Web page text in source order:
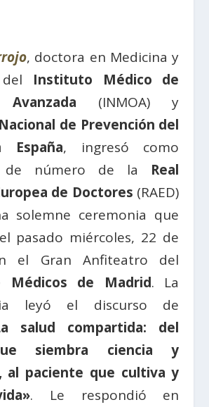
, doctora en Medicina y
Instituto Médico de
(INMOA) y
de Prevención del
España, ingresó como
de número de la Real
de Doctores (RAED)
solemne ceremonia que
pasado miércoles, 22 de
el Gran Anfiteatro del
Médicos de Madrid. La
leyó el discurso de
salud compartida: del
siembra ciencia y
al paciente que cultiva y
. Le respondió en